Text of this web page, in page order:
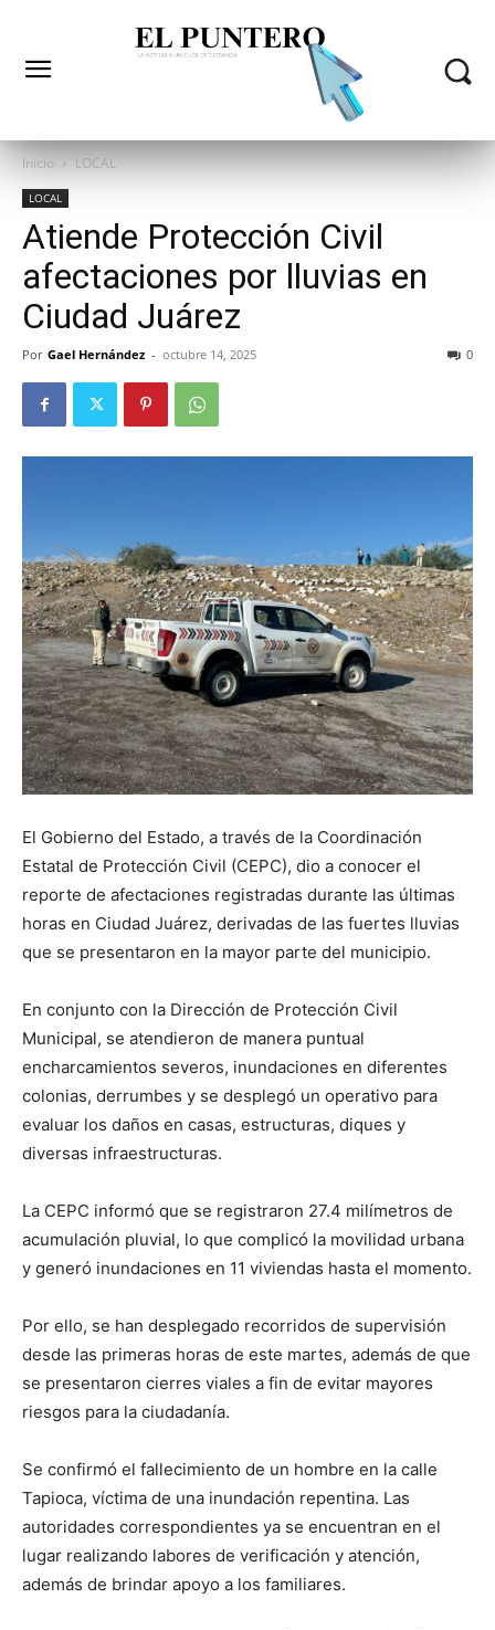
Inicio LOCAL
LOCAL
Atiende Protección Civil
afectaciones por lluvias en
Ciudad Juárez
Por Gael Hernández - octubre 14, 2025 0
El Gobierno del Estado, a través de la Coordinación
Estatal de Protección Civil (CEPC), dio a conocer el
reporte de afectaciones registradas durante las últimas
horas en Ciudad Juárez, derivadas de las fuertes lluvias
que se presentaron en la mayor parte del municipio.
En conjunto con la Dirección de Protección Civil
Municipal, se atendieron de manera puntual
encharcamientos severos, inundaciones en diferentes
colonias, derrumbes y se desplegó un operativo para
evaluar los daños en casas, estructuras, diques y
diversas infraestructuras.
La CEPC informó que se registraron 27.4 milímetros de
acumulación pluvial, lo que complicó la movilidad urbana
y generó inundaciones en 11 viviendas hasta el momento.
Por ello, se han desplegado recorridos de supervisión
desde las primeras horas de este martes, además de que
se presentaron cierres viales a fin de evitar mayores
riesgos para la ciudadanía.
Se confirmó el fallecimiento de un hombre en la calle
Tapioca, víctima de una inundación repentina. Las
autoridades correspondientes ya se encuentran en el
lugar realizando labores de verificación y atención,
además de brindar apoyo a los familiares.